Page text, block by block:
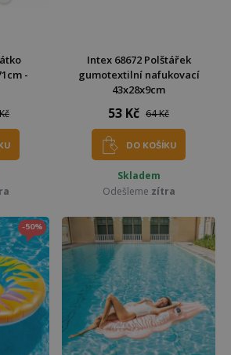
-
Intex 68672 Polštářek
gumotextilní nafukovací
43x28x9cm
53 Kč 64 Kč
DO KOŠÍKU
Skladem
Odešleme zítra
-50%